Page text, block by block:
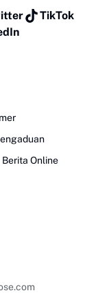
TikTok
Berita Online